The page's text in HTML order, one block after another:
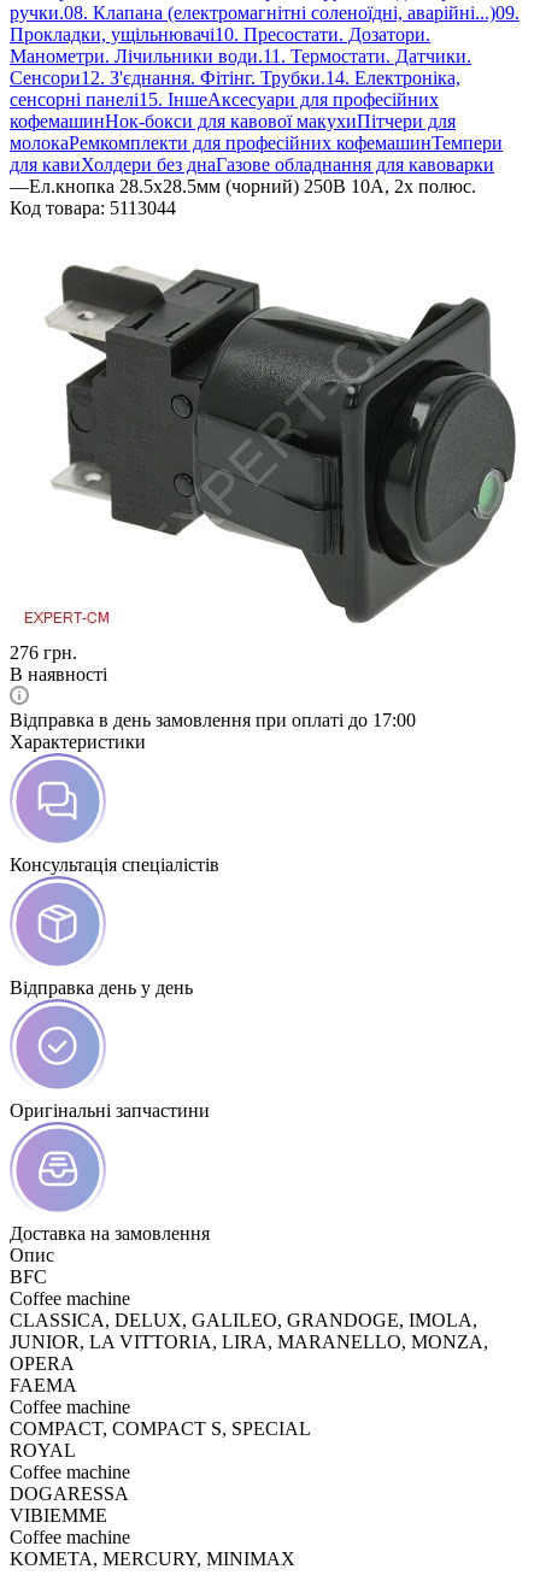
ручки.08. Клапана (електромагнітні соленоїдні, аварійні...)09.
Прокладки, ущільнювачі10. Пресостати. Дозатори.
Манометри. Лічильники води.11. Термостати. Датчики.
Сенсори12. З'єднання. Фітінг. Трубки.14. Електроніка,
сенсорні панелі15. ІншеАксесуари для професійних
кофемашинНок-бокси для кавової макухиПітчери для
молокаРемкомплекти для професійних кофемашинТемпери
для кавиХолдери без днаГазове обладнання для кавоварки
—Ел.кнопка 28.5х28.5мм (чорний) 250В 10А, 2х полюс.
Код товара: 5113044
276 грн.
В наявності
Відправка в день замовлення при оплаті до 17:00
Характеристики
Консультація спеціалістів
Відправка день у день
Оригінальні запчастини
Доставка на замовлення
Опис
BFC
Coffee machine
CLASSICA, DELUX, GALILEO, GRANDOGE, IMOLA,
JUNIOR, LA VITTORIA, LIRA, MARANELLO, MONZA,
OPERA
FAEMA
Coffee machine
COMPACT, COMPACT S, SPECIAL
ROYAL
Coffee machine
DOGARESSA
VIBIEMME
Coffee machine
KOMETA, MERCURY, MINIMAX